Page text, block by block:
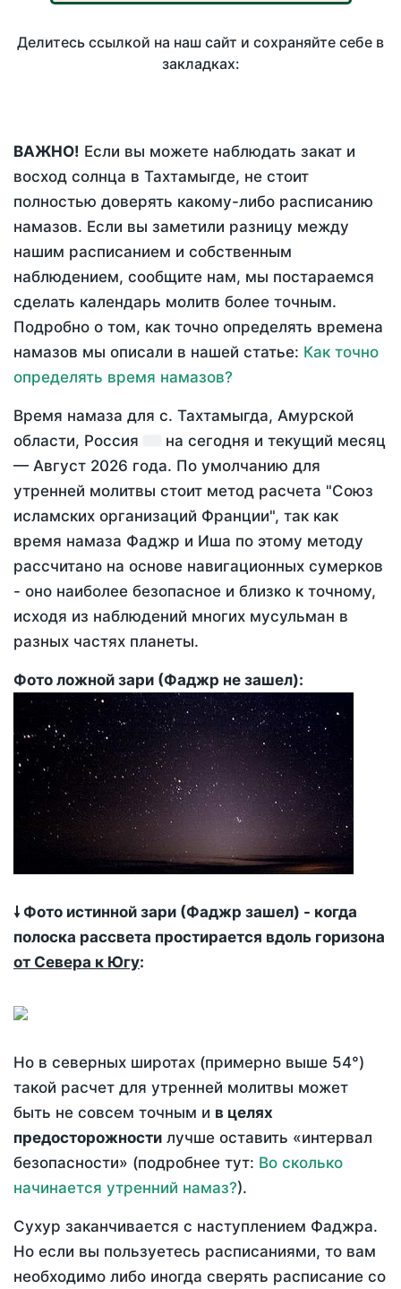
Делитесь ссылкой на наш сайт и сохраняйте себе в
закладках:
ВАЖНО! Если вы можете наблюдать закат и
восход солнца в Тахтамыгде, не стоит
полностью доверять какому-либо расписанию
намазов. Если вы заметили разницу между
нашим расписанием и собственным
наблюдением, сообщите нам, мы постараемся
сделать календарь молитв более точным.
Подробно о том, как точно определять времена
намазов мы описали в нашей статье: Как точно
определять время намазов?
Время намаза для с. Тахтамыгда, Амурской
области, Россия
на сегодня и текущий месяц
— Август 2026 года. По умолчанию для
утренней молитвы стоит метод расчета "Союз
исламских организаций Франции", так как
время намаза Фаджр и Иша по этому методу
рассчитано на основе навигационных сумерков
- оно наиболее безопасное и близко к точному,
исходя из наблюдений многих мусульман в
разных частях планеты.
Фото ложной зари (Фаджр не зашел):
🠗 Фото истинной зари (Фаджр зашел) - когда
полоска рассвета простирается вдоль горизона
от Севера к Югу:
Но в северных широтах (примерно выше 54°)
такой расчет для утренней молитвы может
быть не совсем точным и в целях
предосторожности лучше оставить «интервал
безопасности» (подробнее тут: Во сколько
начинается утренний намаз?).
Сухур заканчивается с наступлением Фаджра.
Но если вы пользуетесь расписаниями, то вам
необходимо либо иногда сверять расписание со